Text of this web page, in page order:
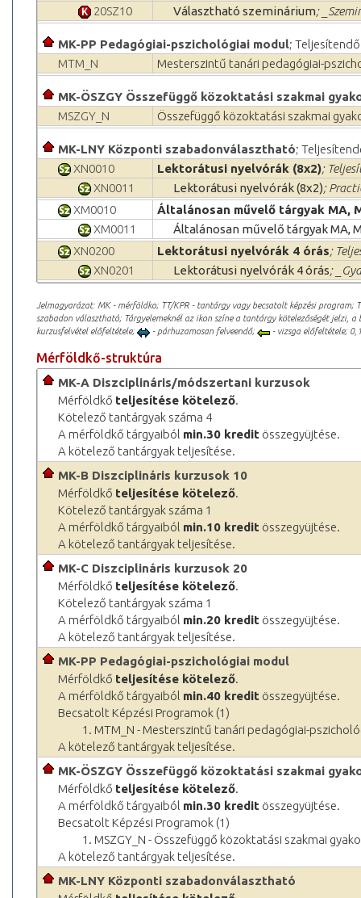
20SZ10
Választható szeminárium;
MK-PP Pedagógiai-pszichológiai modul;
MTM_N
Mesterszintű tanári pedagógiai-
MK-ÖSZGY Összefüggő közoktatási szakmai
MSZGY_N
Összefüggő közoktatási szakmai
MK-LNY Központi szabadonválasztható;
XN0010
Lektorátusi nyelvórák (8x2);
XN0011
Lektorátusi nyelvórák (8x2);
XM0010
Általánosan művelő tárgyak MA,
XM0011
Általánosan művelő tárgyak MA,
XN0200
Lektorátusi nyelvórák 4 órás;
XN0201
Lektorátusi nyelvórák 4 órás;
Jelmagyarázat: MK - mérföldko; TT/KPR - tantárgy vagy becsatolt képzési program;
szabadon választható; Tárgyelemeknél az ikon színe a tantárgy kötelezőségét jelzi,
kurzusfelvétel előfeltétele;
- párhuzamosan felveendő; - vizsga előfeltétele;
Mérföldkő-struktúra
MK-A Diszciplináris/módszertani kurzusok
Mérföldkő teljesítése kötelező.
Kötelező tantárgyak száma 4
A mérföldkő tárgyaiból min.30 kredit összegyüjtése.
A kötelező tantárgyak teljesítése.
MK-B Diszciplináris kurzusok 10
Mérföldkő teljesítése kötelező.
Kötelező tantárgyak száma 1
A mérföldkő tárgyaiból min.10 kredit összegyüjtése.
A kötelező tantárgyak teljesítése.
MK-C Diszciplináris kurzusok 20
Mérföldkő teljesítése kötelező.
Kötelező tantárgyak száma 1
A mérföldkő tárgyaiból min.20 kredit összegyüjtése.
A kötelező tantárgyak teljesítése.
MK-PP Pedagógiai-pszichológiai modul
Mérföldkő teljesítése kötelező.
A mérföldkő tárgyaiból min.40 kredit összegyüjtése.
Becsatolt Képzési Programok (1)
1. MTM_N - Mesterszintű tanári pedagógiai-
A kötelező tantárgyak teljesítése.
MK-ÖSZGY Összefüggő közoktatási szakmai
Mérföldkő teljesítése kötelező.
A mérföldkő tárgyaiból min.30 kredit összegyüjtése.
Becsatolt Képzési Programok (1)
1. MSZGY_N - Összefüggő közoktatási szakmai
A kötelező tantárgyak teljesítése.
MK-LNY Központi szabadonválasztható